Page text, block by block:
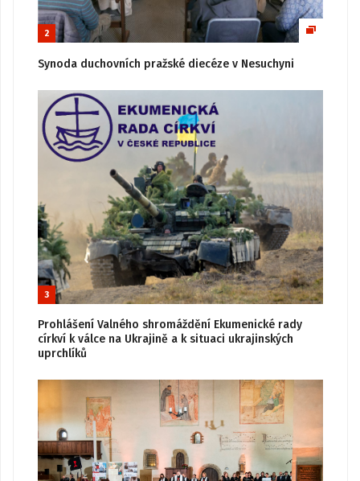
2
Synoda duchovních pražské diecéze v Nesuchyni
3
Prohlášení Valného shromáždění Ekumenické rady
církví k válce na Ukrajině a k situaci ukrajinských
uprchlíků